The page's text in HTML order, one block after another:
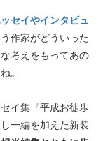
セイやインタビュ
作家がどういった
考えをもってあの
。
イ集『平成お徒歩
一編を加えた新装